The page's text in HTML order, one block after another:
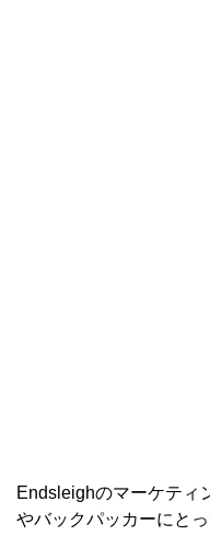
Endsleighのマーケティ
やバックパッカーにと